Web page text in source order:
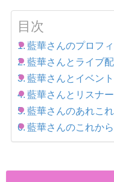
目次
藍華さんのプロフィ
藍華さんとライブ配
藍華さんとイベント
藍華さんとリスナー
藍華さんのあれこれ
藍華さんのこれから